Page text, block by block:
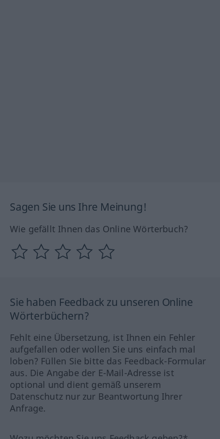
Sagen Sie uns Ihre Meinung!
Wie gefällt Ihnen das Online Wörterbuch?
Sie haben Feedback zu unseren Online
Wörterbüchern?
Fehlt eine Übersetzung, ist Ihnen ein Fehler
aufgefallen oder wollen Sie uns einfach mal
loben? Füllen Sie bitte das Feedback-Formular
aus. Die Angabe der E-Mail-Adresse ist
optional und dient gemäß unserem
Datenschutz nur zur Beantwortung Ihrer
Anfrage.